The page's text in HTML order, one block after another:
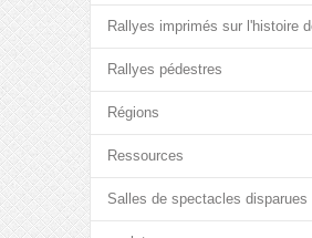
Rallyes imprimés sur l'histoire
Rallyes pédestres
Régions
Ressources
Salles de spectacles disparues